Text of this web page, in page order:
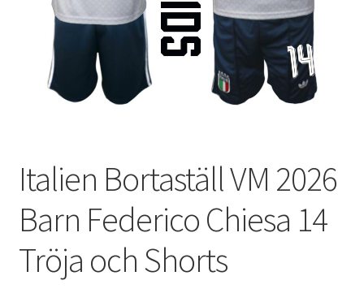
Varukorg
Italien Bortaställ VM 2026
Barn Federico Chiesa 14
Tröja och Shorts